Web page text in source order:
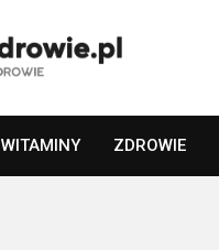
WITAMINY ZDROWIE